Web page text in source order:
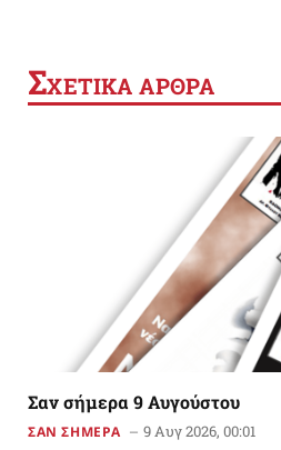
ΣΧΕΤΙΚΑ ΑΡΘΡΑ
Σαν σήμερα 9 Αυγούστου
ΣΑΝ ΣΗΜΕΡΑ 9 Αυγ 2026, 00:01